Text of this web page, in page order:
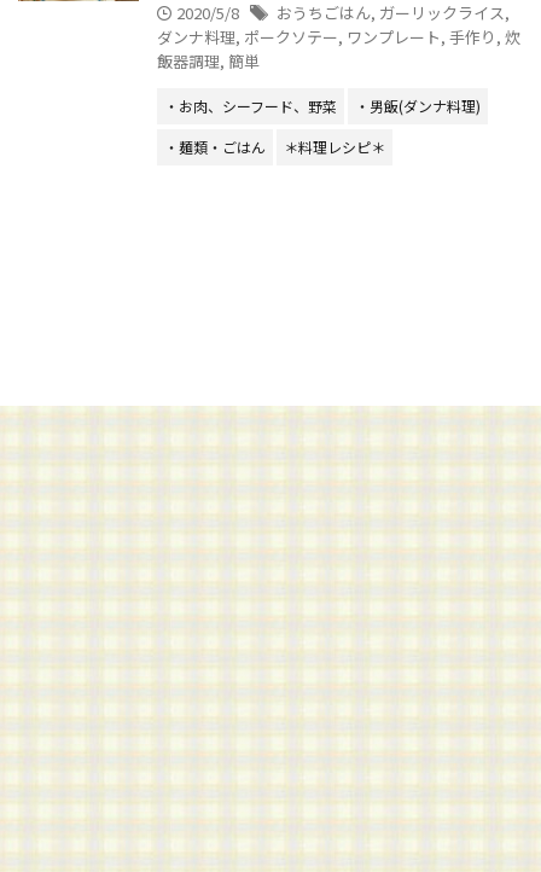
2020/5/8 おうちごはん, ガーリックライス,
ダンナ料理, ポークソテー, ワンプレート, 手作り , 炊
飯器調理, 簡単
・お肉、シーフード、野菜
・男飯(ダンナ料理)
・麺類・ごはん
＊料理レシピ＊